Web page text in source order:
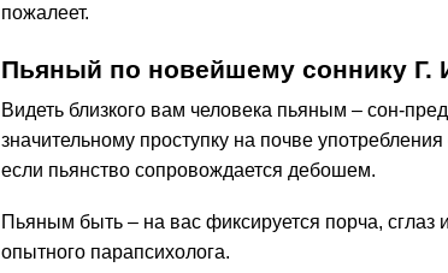
пожалеет.
Пьяный по новейшему соннику Г.
Видеть близкого вам человека пьяным – сон-
значительному проступку на почве
если пьянство сопровождается дебошем.
Пьяным быть – на вас фиксируется порча,
опытного парапсихолога.